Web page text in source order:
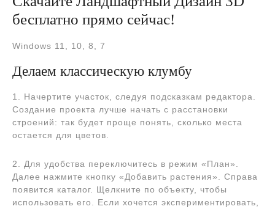
бесплатно прямо сейчас!
Windows 11, 10, 8, 7
Делаем классическую клумбу
1. Начертите участок, следуя подсказкам редактора.
Создание проекта лучше начать с расстановки
строений: так будет проще понять, сколько места
остается для цветов.
2. Для удобства переключитесь в режим «План».
Далее нажмите кнопку «Добавить растения». Справа
появится каталог. Щелкните по объекту, чтобы
использовать его. Если хочется экспериментировать,